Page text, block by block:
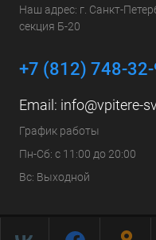
Наш адрес: г. Санкт-
секция Б-20
+7 (812) 748-
Email: info@vpitere-
График работы
Пн-Сб: с 11:00 до 20:00
Вс: Выходной